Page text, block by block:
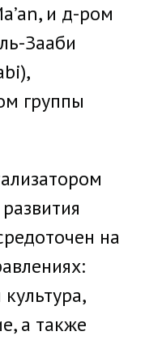
и д-ром
Зааби
группы
на
а также